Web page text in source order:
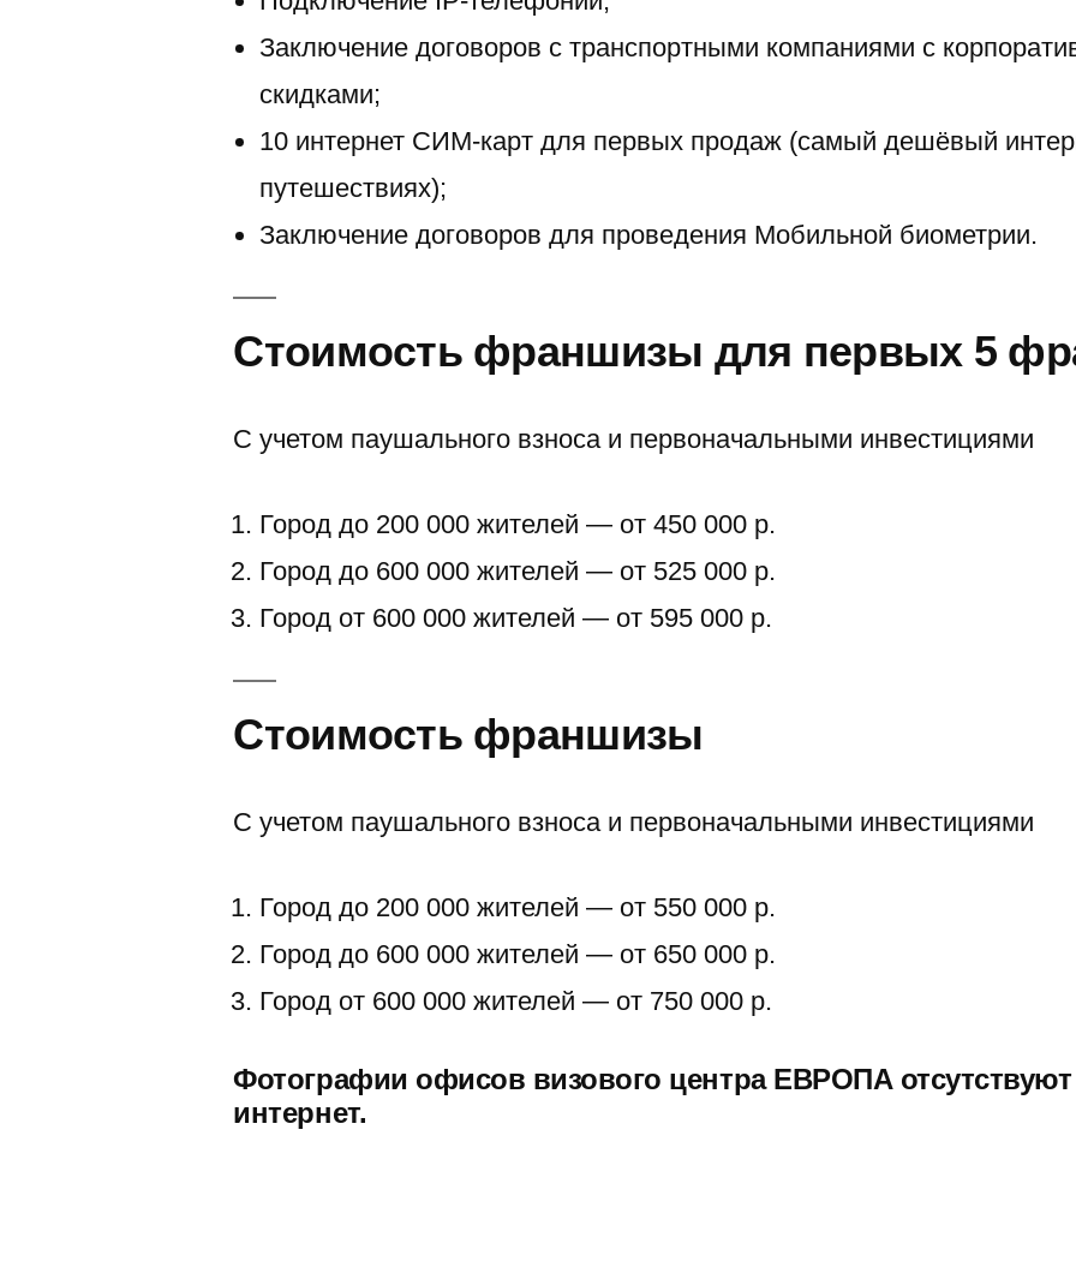
Заключение договоров с транспортными компаниями с
скидками;
10 интернет СИМ-карт для первых продаж (самый дешёвый
путешествиях);
Заключение договоров для проведения Мобильной биометрии.
Стоимость франшизы для первых 5
С учетом паушального взноса и первоначальными инвестициями
Город до 200 000 жителей — от 450 000 р.
Город до 600 000 жителей — от 525 000 р.
Город от 600 000 жителей — от 595 000 р.
Стоимость франшизы
С учетом паушального взноса и первоначальными инвестициями
Город до 200 000 жителей — от 550 000 р.
Город до 600 000 жителей — от 650 000 р.
Город от 600 000 жителей — от 750 000 р.
Фотографии офисов визового центра ЕВРОПА отсутствуют
интернет.